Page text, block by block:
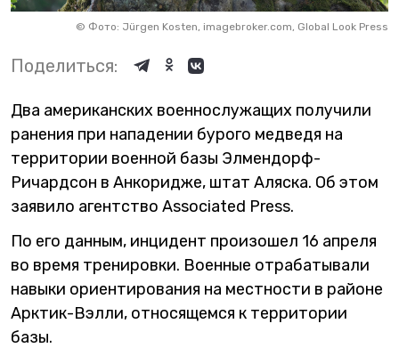
© Фото: Jürgen Kosten, imagebroker.com, Global Look Press
Поделиться:
Два американских военнослужащих получили
ранения при нападении бурого медведя на
территории военной базы Элмендорф-
Ричардсон в Анкоридже, штат Аляска. Об этом
заявило агентство Associated Press.
По его данным, инцидент произошел 16 апреля
во время тренировки. Военные отрабатывали
навыки ориентирования на местности в районе
Арктик-Вэлли, относящемся к территории
базы.